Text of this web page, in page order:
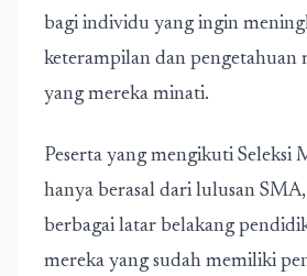
bagi individu yang ingin
keterampilan dan pengetahuan
yang mereka minati.
Peserta yang mengikuti
hanya berasal dari lulusan
berbagai latar belakang
mereka yang sudah memiliki